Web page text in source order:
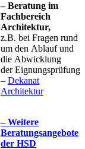
– Beratung im
Fach​bereich
Architektur,
z.B. bei Fragen rund
um den Ablauf und
die Abwicklung
der Eignungsprüfung
–Dekanat
Architektur​​
– Weitere
Beratungsan​gebote
der HSD